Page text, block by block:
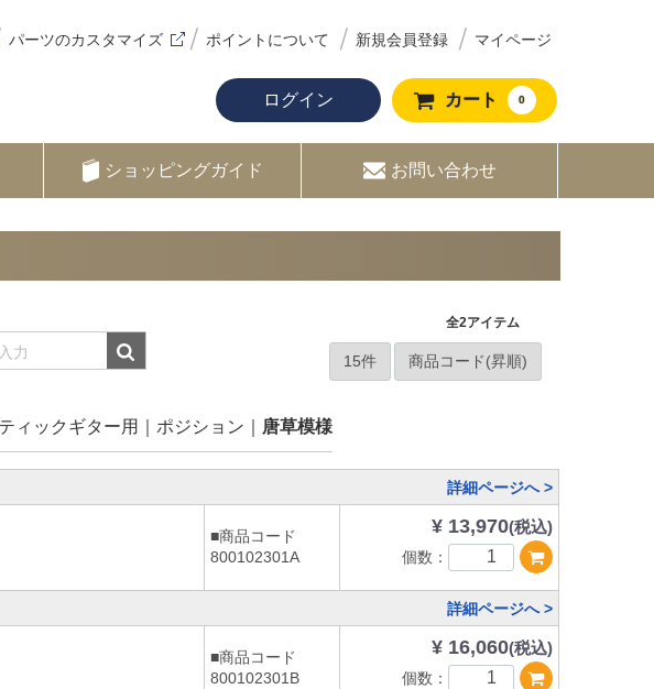
パーツのカスタマイズ ポイントについて 新規会員登録 マイページ
カート 0
ログイン
ショッピングガイド お問い合わせ
全2アイテム
ィックギター用 ポジション 唐草模様
詳細ページへ >
■商品コード
800102301A
¥ 13,970(税込)
個数：
詳細ページへ >
■商品コード
800102301B
¥ 16,060(税込)
個数：